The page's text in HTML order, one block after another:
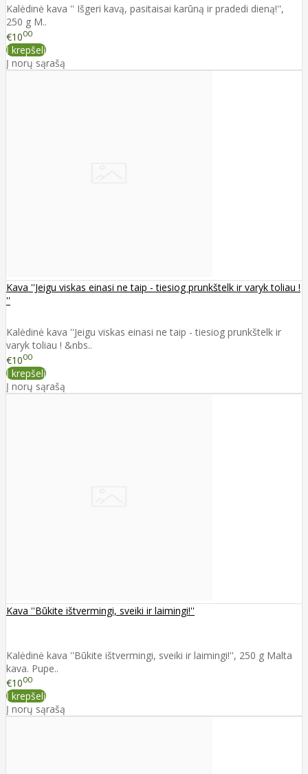
Kalėdinė kava '' Išgeri kavą, pasitaisai karūną ir pradedi dieną!'',
250 g M..
€1000
Į krepšelį
Į norų sąrašą
Kava ''Jeigu viskas einasi ne taip - tiesiog prunkštelk ir varyk toliau !
''
Kalėdinė kava ''Jeigu viskas einasi ne taip - tiesiog prunkštelk ir
varyk toliau ! &nbs..
€1000
Į krepšelį
Į norų sąrašą
Kava ''Būkite ištvermingi, sveiki ir laimingi!''
Kalėdinė kava ''Būkite ištvermingi, sveiki ir laimingi!'', 250 g Malta
kava. Pupe..
€1000
Į krepšelį
Į norų sąrašą